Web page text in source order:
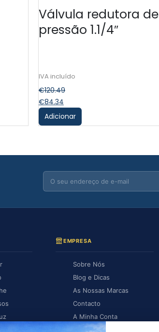
Válvula redutora de
pressão 1.1/4″
€120.49
€84.34
Adicionar
EMPRESA
Sobre Nós
Blog e Dicas
As Nossas Marcas
Contacto
A Minha Conta
As Minhas Encomendas